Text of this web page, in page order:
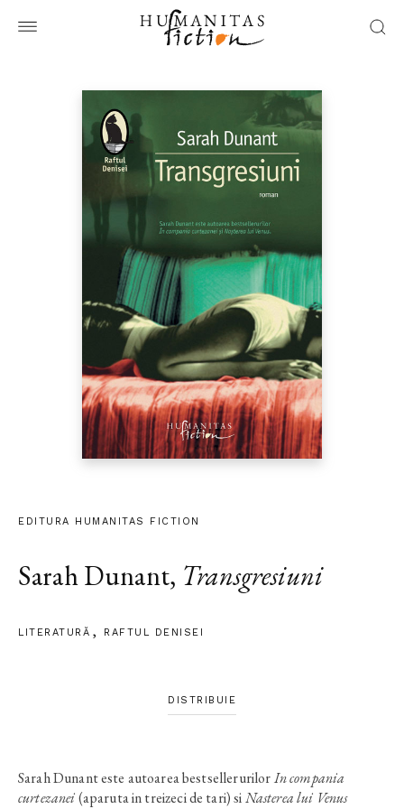
EDITURA HUMANITAS FICTION
Sarah Dunant, Transgresiuni
LITERATURĂ RAFTUL DENISEI
DISTRIBUIE
Sarah Dunant este autoarea bestsellerurilorIn compania
curtezanei(aparuta in treizeci de tari) siNasterea lui Venus